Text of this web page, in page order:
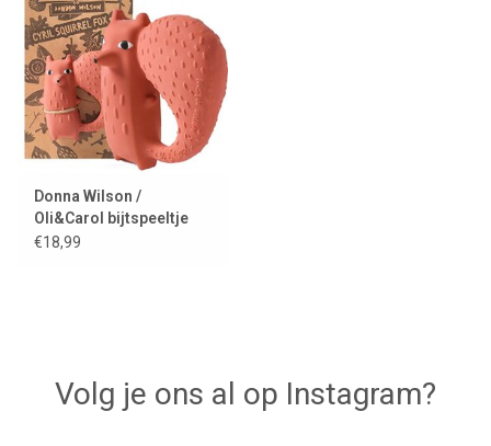
Donna Wilson /
Oli&Carol bijtspeeltje
Cyril Squirrel Fox
€18,99
Volg je ons al op Instagram?